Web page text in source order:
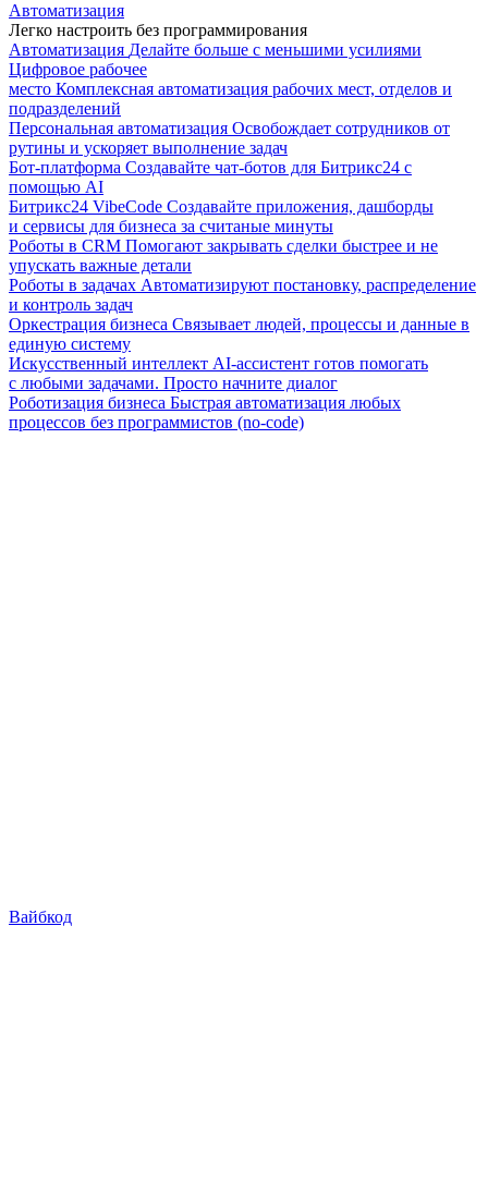
Автоматизация
Легко настроить без программирования
Автоматизация Делайте больше с меньшими усилиями
Цифровое рабочее
место Комплексная автоматизация рабочих мест, отделов и
подразделений
Персональная автоматизация Освобождает сотрудников от
рутины и ускоряет выполнение задач
Бот-платформа Создавайте чат-ботов для Битрикс24 с
помощью AI
Битрикс24 VibeCode Создавайте приложения, дашборды
и сервисы для бизнеса за считаные минуты
Роботы в CRM Помогают закрывать сделки быстрее и не
упускать важные детали
Роботы в задачах Автоматизируют постановку, распределение
и контроль задач
Оркестрация бизнеса Связывает людей, процессы и данные в
единую систему
Искусственный интеллект AI-ассистент готов помогать
с любыми задачами. Просто начните диалог
Роботизация бизнеса Быстрая автоматизация любых
процессов без программистов (no-code)
Вайбкод